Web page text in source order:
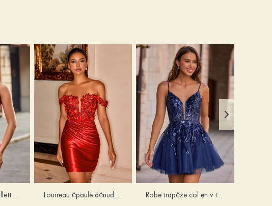
Fourreau carrée paillettes courte/mini robe de fête de la rentrée Fourreau épaule dénudée soie comme du satin courte/mini robe de fête de la rentrée Robe trapèze col en v tulle courte/mini robe de fête de la rentrée avec poches paillettes